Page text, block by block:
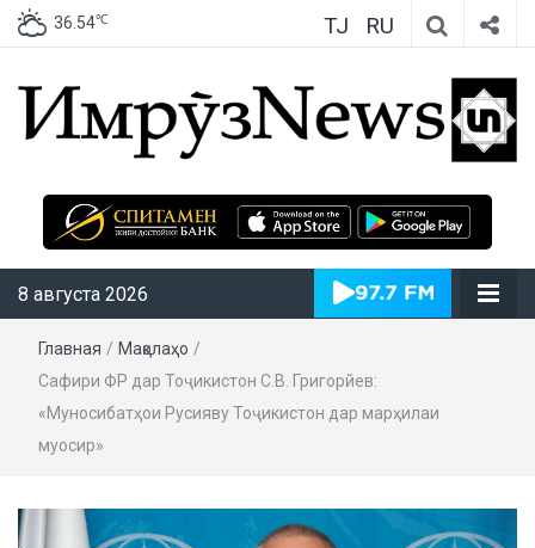
36.54℃ TJ RU
ИмрӯзNews
8 августа 2026
Главная / Мақолаҳо /
Сафири ФР дар Тоҷикистон С.В. Григорйев:
«Муносибатҳои Русияву Тоҷикистон дар марҳилаи
муосир»